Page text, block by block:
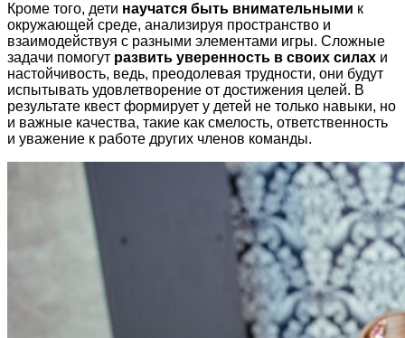
Кроме того, дети научатся быть внимательными к
окружающей среде, анализируя пространство и
взаимодействуя с разными элементами игры. Сложные
задачи помогут развить уверенность в своих силах и
настойчивость, ведь, преодолевая трудности, они будут
испытывать удовлетворение от достижения целей. В
результате квест формирует у детей не только навыки, но
и важные качества, такие как смелость, ответственность
и уважение к работе других членов команды.